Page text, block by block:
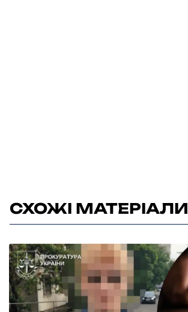
СХОЖІ МАТЕРІАЛИ